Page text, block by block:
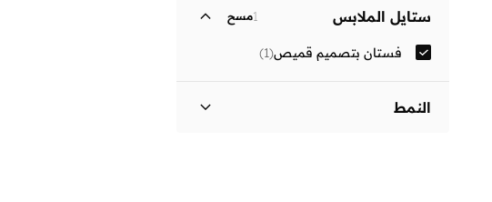
ستايل الملابس 1مسح
فستان بتصميم قميص(
1
)
النمط